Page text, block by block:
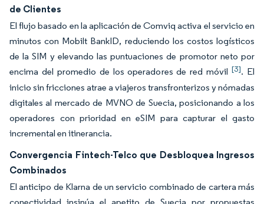
de Clientes
El flujo basado en la aplicación de Comviq activa el servicio en
minutos con Mobilt BankID, reduciendo los costos logísticos
de la SIM y elevando las puntuaciones de promotor neto por
encima del promedio de los operadores de red móvil[3]. El
inicio sin fricciones atrae a viajeros transfronterizos y nómadas
digitales al mercado de MVNO de Suecia, posicionando a los
operadores con prioridad en eSIM para capturar el gasto
incremental en itinerancia.
Convergencia Fintech-Telco que Desbloquea Ingresos
Combinados
El anticipo de Klarna de un servicio combinado de cartera más